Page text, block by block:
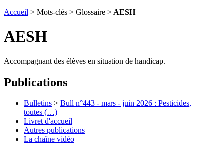
Accueil > Mots-clés > Glossaire > AESH
AESH
Accompagnant des élèves en situation de handicap.
Publications
Bulletins > Bull n°443 - mars - juin 2026 : Pesticides,
toutes (…)
Livret d'accueil
Autres publications
La chaîne vidéo